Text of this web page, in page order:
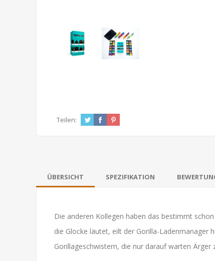
Teilen:
ÜBERSICHT SPEZIFIKATION
Die anderen Kollegen haben das bestimmt
die Glocke läutet, eilt der Gorilla-Ladenmanager
Gorillageschwistern, die nur darauf warten Ärger